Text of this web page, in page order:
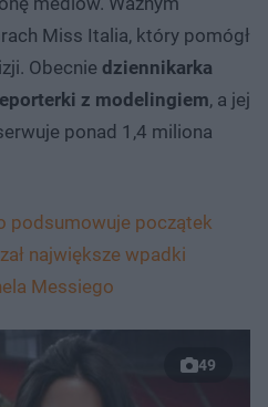
Miss Italia, który pomógł
Obecnie dziennikarka
z modelingiem, a jej
ponad 1,4 miliona
podsumowuje początek
największe wpadki
Messiego
49